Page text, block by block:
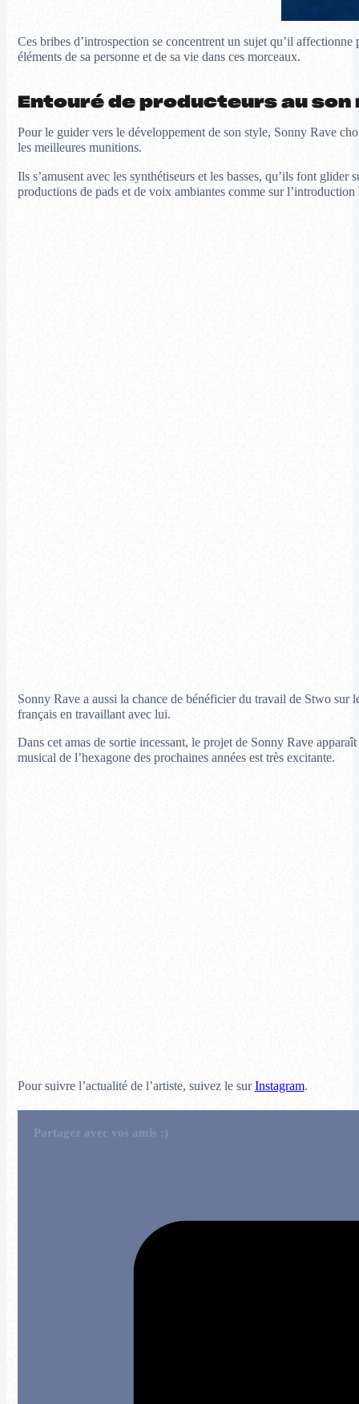
Ces bribes d’introspection se concentrent un sujet qu’il
éléments de sa personne et de sa vie dans ces morceaux.
Entouré de producteurs au
Pour le guider vers le développement de son style, Sonny Rave
les meilleures munitions.
Ils s’amusent avec les synthétiseurs et les basses, qu’ils font glider
productions de pads et de voix ambiantes comme sur l’introduction
Sonny Rave a aussi la chance de bénéficier du travail de Stwo sur
français en travaillant avec lui.
Dans cet amas de sortie incessant, le projet de Sonny Rave
musical de l’hexagone des prochaines années est très excitante.
Pour suivre l’actualité de l’artiste, suivez le surInstagram.
Partagez avec vos amis :)